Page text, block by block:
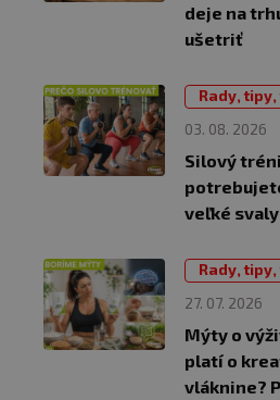
deje na
ušetriť
03. 08. 2026
Rady,
Silový
veľké svaly
27. 07. 2026
Rady,
Mýty o
platí o
vláknine?